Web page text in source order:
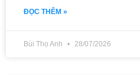
ĐỌC THÊM »
Bùi Thọ Anh 28/07/2026